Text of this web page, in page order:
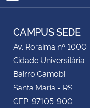
RSS
CAMPUS SEDE
Av. Roraima nº 1000
Cidade Universitária
Bairro Camobi
Santa Maria - RS
CEP: 97105-900